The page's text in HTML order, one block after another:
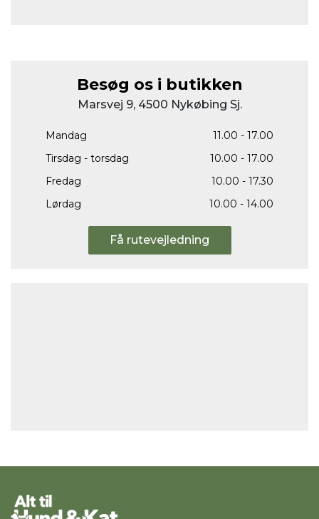
Besøg os i butikken
Marsvej 9, 4500 Nykøbing Sj.
Mandag
11.00 - 17.00
Tirsdag - torsdag
10.00 - 17.00
Fredag
10.00 - 17.30
Lørdag
10.00 - 14.00
Få rutevejledning